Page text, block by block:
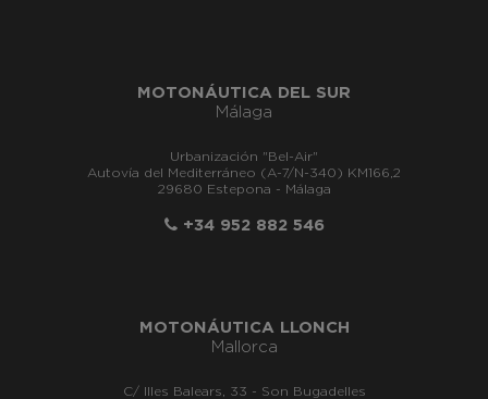
MOTONÁUTICA DEL SUR
Málaga
Urbanización "Bel-Air"
Autovía del Mediterráneo (A-7/N-340) KM166,2
29680 Estepona - Málaga
+34 952 882 546
MOTONÁUTICA LLONCH
Mallorca
C/ Illes Balears, 33 - Son Bugadelles